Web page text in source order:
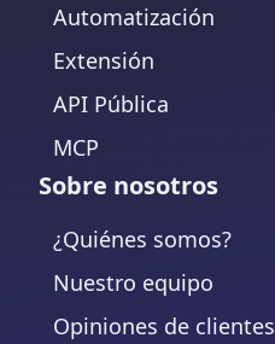
Automatización
Extensión
API Pública
MCP
Sobre nosotros
¿Quiénes somos?
Nuestro equipo
Opiniones de clientes